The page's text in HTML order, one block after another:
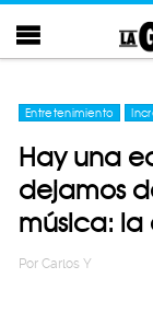
Entretenimiento
Hay una
dejamos
música:
Por Carlos Y